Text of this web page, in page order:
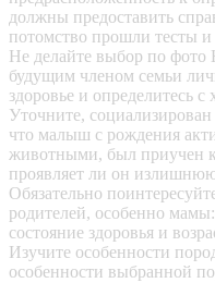
должны предоставить
потомство прошли тесты
Не делайте выбор по фото
будущим членом семьи
здоровье и определитесь с
Уточните,
что малыш с рождения
животными, был приучен
проявляет ли он
Обязательно
родителей, особенно
состояние здоровья и
Изучите особенности
особенности выбранной